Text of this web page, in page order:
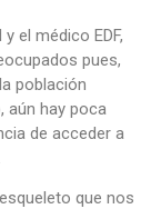
el médico EDF,
pues,
población
aún hay poca
de acceder a
que nos